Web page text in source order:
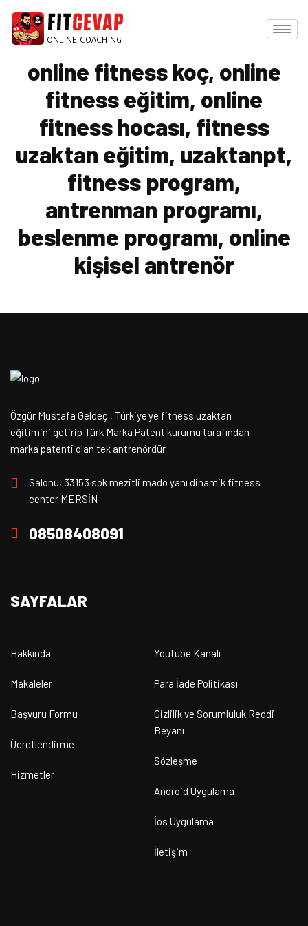
online fitness koç, online
fitness eğitim, online
fitness hocası, fitness
uzaktan eğitim, uzaktanpt,
fitness program,
antrenman programı,
beslenme programı, online
kişisel antrenör
Özgür Mustafa Geldeç , Türkiye'ye fitness uzaktan
eğitimini getirip Türk Marka Patent kurumu tarafından
marka patenti olan tek antrenördür.
Salonu, 33153 sok mezitli mado yanı dinamik fitness
center MERSİN
08508408091
SAYFALAR
Hakkında
Makaleler
Başvuru Formu
Ücretlendirme
Hizmetler
Youtube Kanalı
Para İade Politikası
Gizlilik ve Sorumluluk Reddi
Beyanı
Sözleşme
Android Uygulama
İos Uygulama
İletişim